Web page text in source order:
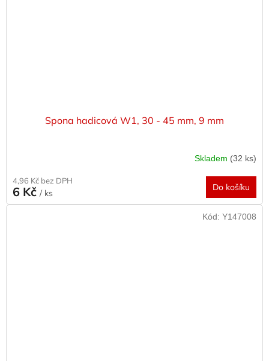
Spona hadicová W1, 30 - 45 mm, 9 mm
Skladem (32 ks)
4,96 Kč bez DPH
6 Kč / ks
Do košíku
Kód: Y147008